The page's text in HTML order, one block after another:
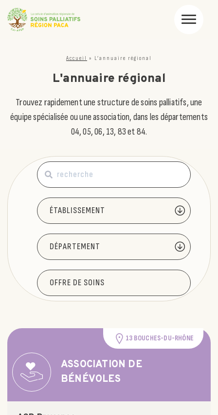
Accueil » L’annuaire régional
L'annuaire régional
Trouvez rapidement une structure de soins palliatifs, une
équipe spécialisée ou une association, dans les départements
04, 05, 06, 13, 83 et 84.
Rechercher
ASSOCIATION DE
BÉNÉVOLES
13 BOUCHES-DU-RHÔNE